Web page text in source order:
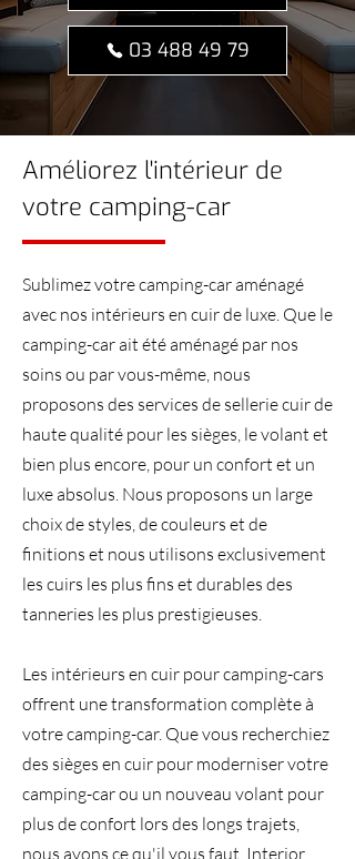
03 488 49 79
Améliorez l'intérieur de
votre camping-car
Sublimez votre camping-car aménagé
avec nos intérieurs en cuir de luxe. Que le
camping-car ait été aménagé par nos
soins ou par vous-même, nous
proposons des services de sellerie cuir de
haute qualité pour les sièges, le volant et
bien plus encore, pour un confort et un
luxe absolus. Nous proposons un large
choix de styles, de couleurs et de
finitions et nous utilisons exclusivement
les cuirs les plus fins et durables des
tanneries les plus prestigieuses.
Les intérieurs en cuir pour camping-cars
offrent une transformation complète à
votre camping-car. Que vous recherchiez
des sièges en cuir pour moderniser votre
camping-car ou un nouveau volant pour
plus de confort lors des longs trajets,
nous avons ce qu'il vous faut. Interior